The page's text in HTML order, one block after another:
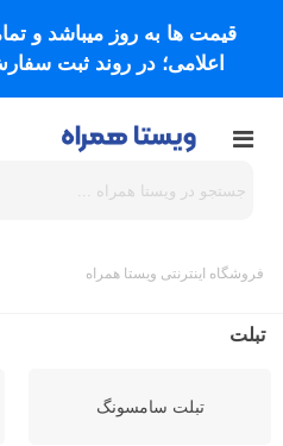
قیمت ها به روز میباشد و
اعلامی؛ در روند ثبت
فروشگاه اینترنتی ویستا همراه
تبلت
تبلت سامسونگ